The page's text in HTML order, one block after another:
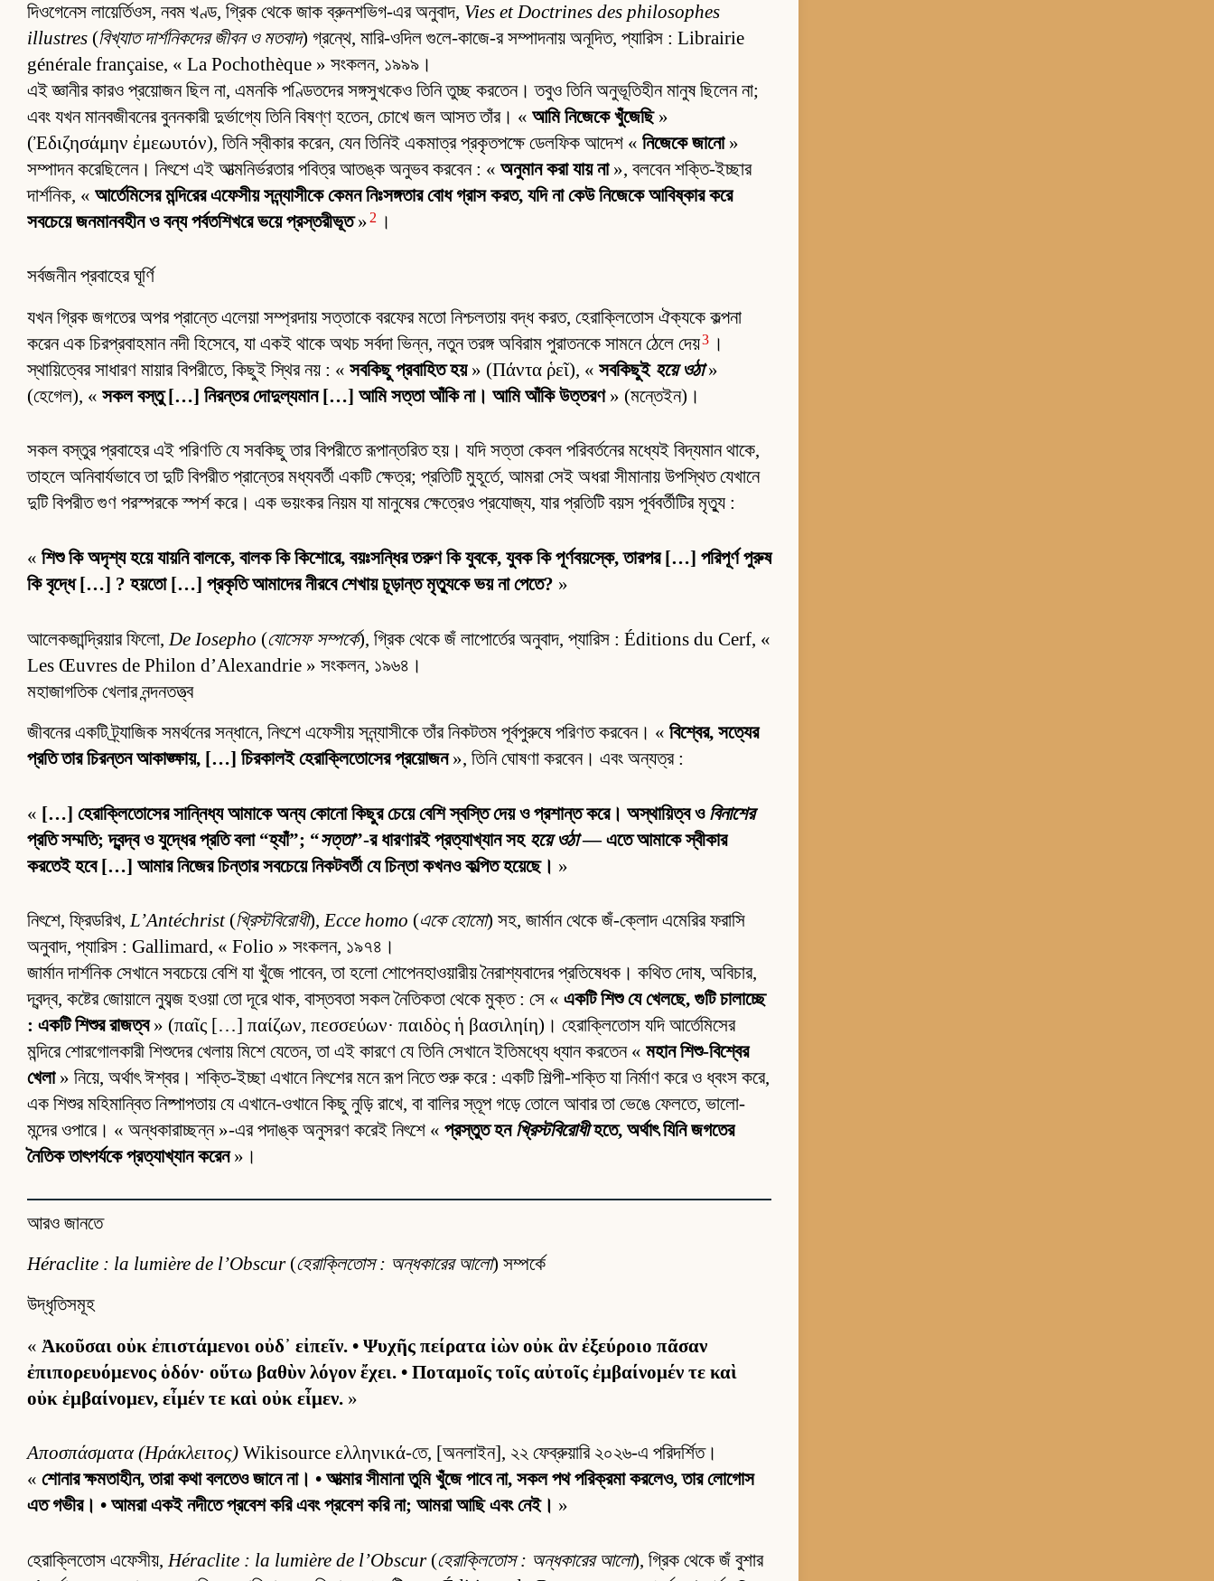
দিওগেনেস লায়ের্তিওস, নবম খণ্ড, গ্রিক থেকে জাক ব্রুনশভিগ-এর অনুবাদ, Vies et Doctrines des philosophes
illustres (বিখ্যাত দার্শনিকদের জীবন ও মতবাদ) গ্রন্থে, মারি-ওদিল গুলে-কাজে-র সম্পাদনায় অনূদিত, প্যারিস : Librairie
générale française, « La Pochothèque » সংকলন, ১৯৯৯।
এই জ্ঞানীর কারও প্রয়োজন ছিল না, এমনকি পণ্ডিতদের সঙ্গসুখকেও তিনি তুচ্ছ করতেন। তবুও তিনি অনুভূতিহীন মানুষ ছিলেন না;
এবং যখন মানবজীবনের বুননকারী দুর্ভাগ্যে তিনি বিষণ্ণ হতেন, চোখে জল আসত তাঁর। « আমি নিজেকে খুঁজেছি»
(Ἐδιζησάμην ἐμεωυτόν), তিনি স্বীকার করেন, যেন তিনিই একমাত্র প্রকৃতপক্ষে ডেলফিক আদেশ « নিজেকে জানো»
সম্পাদন করেছিলেন। নিৎশে এই আত্মনির্ভরতার পবিত্র আতঙ্ক অনুভব করবেন : « অনুমান করা যায় না», বলবেন শক্তি-ইচ্ছার
দার্শনিক, « আর্তেমিসের মন্দিরের এফেসীয় সন্ন্যাসীকে কেমন নিঃসঙ্গতার বোধ গ্রাস করত, যদি না কেউ নিজেকে আবিষ্কার করে
সবচেয়ে জনমানবহীন ও বন্য পর্বতশিখরে ভয়ে প্রস্তরীভূত» 2 ।
সর্বজনীন প্রবাহের ঘূর্ণি
যখন গ্রিক জগতের অপর প্রান্তে এলেয়া সম্প্রদায় সত্তাকে বরফের মতো নিশ্চলতায় বদ্ধ করত, হেরাক্লিতোস ঐক্যকে কল্পনা
করেন এক চিরপ্রবাহমান নদী হিসেবে, যা একই থাকে অথচ সর্বদা ভিন্ন, নতুন তরঙ্গ অবিরাম পুরাতনকে সামনে ঠেলে দেয়3 ।
স্থায়িত্বের সাধারণ মায়ার বিপরীতে, কিছুই স্থির নয় : « সবকিছু প্রবাহিত হয়» (Πάντα ῥεῖ), « সবকিছুই হয়ে ওঠা»
(হেগেল), « সকল বস্তু […] নিরন্তর দোদুল্যমান […] আমি সত্তা আঁকি না। আমি আঁকি উত্তরণ» (মন্তেইন)।
সকল বস্তুর প্রবাহের এই পরিণতি যে সবকিছু তার বিপরীতে রূপান্তরিত হয়। যদি সত্তা কেবল পরিবর্তনের মধ্যেই বিদ্যমান থাকে,
তাহলে অনিবার্যভাবে তা দুটি বিপরীত প্রান্তের মধ্যবর্তী একটি ক্ষেত্র; প্রতিটি মুহূর্তে, আমরা সেই অধরা সীমানায় উপস্থিত যেখানে
দুটি বিপরীত গুণ পরস্পরকে স্পর্শ করে। এক ভয়ংকর নিয়ম যা মানুষের ক্ষেত্রেও প্রযোজ্য, যার প্রতিটি বয়স পূর্ববর্তীটির মৃত্যু :
« শিশু কি অদৃশ্য হয়ে যায়নি বালকে, বালক কি কিশোরে, বয়ঃসন্ধির তরুণ কি যুবকে, যুবক কি পূর্ণবয়স্কে, তারপর […] পরিপূর্ণ পুরুষ
কি বৃদ্ধে […] ? হয়তো […] প্রকৃতি আমাদের নীরবে শেখায় চূড়ান্ত মৃত্যুকে ভয় না পেতে? »
আলেকজান্দ্রিয়ার ফিলো, De Iosepho (যোসেফ সম্পর্কে), গ্রিক থেকে জঁ লাপোর্তের অনুবাদ, প্যারিস : Éditions du Cerf, «
Les Œuvres de Philon d’Alexandrie » সংকলন, ১৯৬৪।
মহাজাগতিক খেলার নন্দনতত্ত্ব
জীবনের একটি ট্র্যাজিক সমর্থনের সন্ধানে, নিৎশে এফেসীয় সন্ন্যাসীকে তাঁর নিকটতম পূর্বপুরুষে পরিণত করবেন। « বিশ্বের, সত্যের
প্রতি তার চিরন্তন আকাঙ্ক্ষায়, […] চিরকালই হেরাক্লিতোসের প্রয়োজন», তিনি ঘোষণা করবেন। এবং অন্যত্র :
« […] হেরাক্লিতোসের সান্নিধ্য আমাকে অন্য কোনো কিছুর চেয়ে বেশি স্বস্তি দেয় ও প্রশান্ত করে। অস্থায়িত্ব ও বিনাশের
প্রতি সম্মতি; দ্বন্দ্ব ও যুদ্ধের প্রতি বলা “হ্যাঁ”; “সত্তা”-র ধারণারই প্রত্যাখ্যান সহ হয়ে ওঠা— এতে আমাকে স্বীকার
করতেই হবে […] আমার নিজের চিন্তার সবচেয়ে নিকটবর্তী যে চিন্তা কখনও কল্পিত হয়েছে। »
নিৎশে, ফ্রিডরিখ,L’Antéchrist(খ্রিস্টবিরোধী),Ecce homo (একে হোমো) সহ, জার্মান থেকে জঁ-ক্লোদ এমেরির ফরাসি
অনুবাদ, প্যারিস : Gallimard, « Folio » সংকলন, ১৯৭৪।
জার্মান দার্শনিক সেখানে সবচেয়ে বেশি যা খুঁজে পাবেন, তা হলো শোপেনহাওয়ারীয় নৈরাশ্যবাদের প্রতিষেধক। কথিত দোষ, অবিচার,
দ্বন্দ্ব, কষ্টের জোয়ালে ন্যুব্জ হওয়া তো দূরে থাক, বাস্তবতা সকল নৈতিকতা থেকে মুক্ত : সে « একটি শিশু যে খেলছে, গুটি চালাচ্ছে
: একটি শিশুর রাজত্ব» (παῖς […] παίζων, πεσσεύων· παιδὸς ἡ βασιληίη)। হেরাক্লিতোস যদি আর্তেমিসের
মন্দিরে শোরগোলকারী শিশুদের খেলায় মিশে যেতেন, তা এই কারণে যে তিনি সেখানে ইতিমধ্যে ধ্যান করতেন « মহান শিশু-বিশ্বের
খেলা» নিয়ে, অর্থাৎ ঈশ্বর। শক্তি-ইচ্ছা এখানে নিৎশের মনে রূপ নিতে শুরু করে : একটি শিল্পী-শক্তি যা নির্মাণ করে ও ধ্বংস করে,
এক শিশুর মহিমান্বিত নিষ্পাপতায় যে এখানে-ওখানে কিছু নুড়ি রাখে, বা বালির স্তূপ গড়ে তোলে আবার তা ভেঙে ফেলতে, ভালো-
মন্দের ওপারে। « অন্ধকারাচ্ছন্ন »-এর পদাঙ্ক অনুসরণ করেই নিৎশে « প্রস্তুত হনখ্রিস্টবিরোধীহতে, অর্থাৎ যিনি জগতের
নৈতিক তাৎপর্যকে প্রত্যাখ্যান করেন»।
আরও জানতে
Héraclite : la lumière de l’Obscur(হেরাক্লিতোস : অন্ধকারের আলো) সম্পর্কে
উদ্ধৃতিসমূহ
« Ἀκοῦσαι οὐκ ἐπιστάμενοι οὐδ᾽ εἰπεῖν. • Ψυχῆς πείρατα ἰὼν οὐκ ἂν ἐξεύροιο πᾶσαν
ἐπιπορευόμενος ὁδόν· οὕτω βαθὺν λόγον ἔχει. • Ποταμοῖς τοῖς αὐτοῖς ἐμβαίνομέν τε καὶ
οὐκ ἐμβαίνομεν, εἶμέν τε καὶ οὐκ εἶμεν. »
Αποσπάσματα (Ηράκλειτος) Wikisource ελληνικά-তে, [অনলাইন], ২২ ফেব্রুয়ারি ২০২৬-এ পরিদর্শিত।
« শোনার ক্ষমতাহীন, তারা কথা বলতেও জানে না। • আত্মার সীমানা তুমি খুঁজে পাবে না, সকল পথ পরিক্রমা করলেও, তার লোগোস
এত গভীর। • আমরা একই নদীতে প্রবেশ করি এবং প্রবেশ করি না; আমরা আছি এবং নেই। »
হেরাক্লিতোস এফেসীয়,Héraclite : la lumière de l’Obscur(হেরাক্লিতোস : অন্ধকারের আলো), গ্রিক থেকে জঁ বুশার